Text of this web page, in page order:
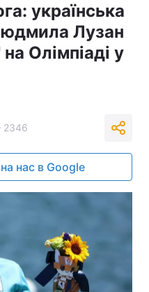
українська
Лузан
Олімпіаді у
2346
нас в Google